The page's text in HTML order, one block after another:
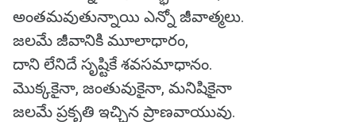
అంతమవుతున్నాయి ఎన్నో జీవాత్మలు.
జలమే జీవానికి మూలాధారం,
దాని లేనిదే సృష్టికే శవసమాధానం.
మొక్కకైనా, జంతువుకైనా, మనిషికైనా
జలమే ప్రకృతి ఇచ్చిన ప్రాణవాయువు.